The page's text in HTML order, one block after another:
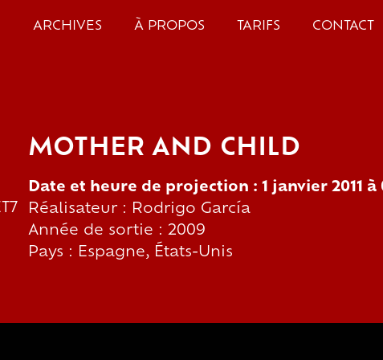
ARCHIVES À PROPOS TARIFS CONTACT
MOTHER AND CHILD
Date et heure de projection : 1 janvier 2011 à
Réalisateur : Rodrigo García
Année de sortie : 2009
Pays : Espagne, États-Unis